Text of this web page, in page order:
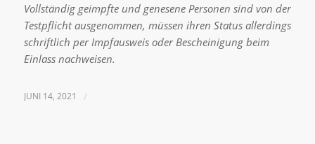
Vollständig geimpfte und genesene Personen sind von der
Testpflicht ausgenommen, müssen ihren Status allerdings
schriftlich per Impfausweis oder Bescheinigung beim
Einlass nachweisen.
JUNI 14, 2021 /